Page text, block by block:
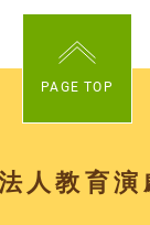
PAGE TOP
人教育演